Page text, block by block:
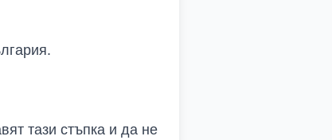
тази стъпка и да не